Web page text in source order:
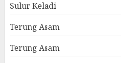
Sulur Keladi
Terung Asam
Terung Asam